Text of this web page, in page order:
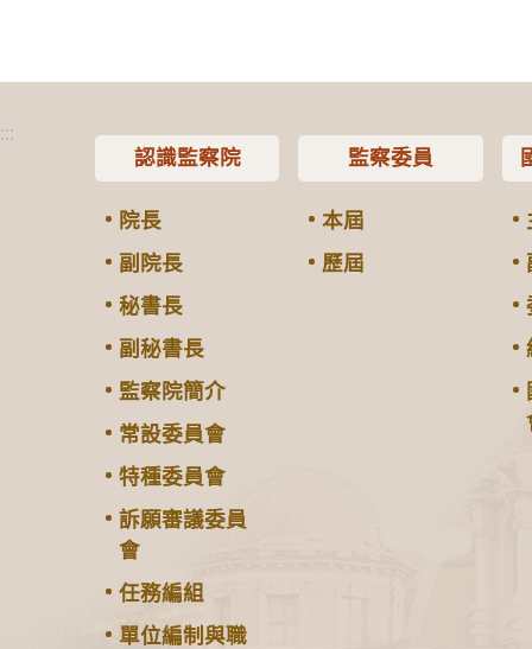
:::
認識監察院
院長
副院長
秘書長
副秘書長
監察院簡介
常設委員會
特種委員會
訴願審議委員
會
任務編組
單位編制與職
監察委員
本屆
歷屆